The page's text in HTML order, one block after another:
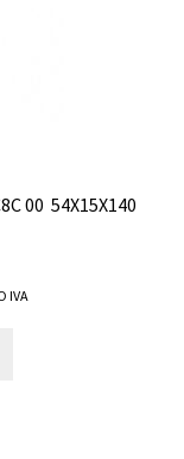
00 ­ 54X15X140
IVA